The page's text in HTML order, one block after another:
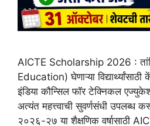
AICTE Scholarship 2026 :
Education) घेणाऱ्या
इंडिया कौन्सिल फॉर टेक्निकल
अत्यंत महत्त्वाची सुवर्णसंधी उपलब्ध
२०२६-२७ या शैक्षणिक वर्षासाठी